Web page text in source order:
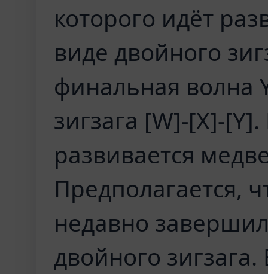
которого идёт
виде двойного
финальная волна
зигзага [W]-[X]-
развивается
Предполагается,
недавно
двойного